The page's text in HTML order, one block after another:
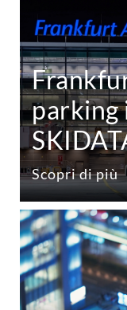
Scopri di più